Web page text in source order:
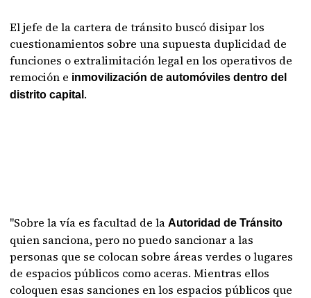
El jefe de la cartera de tránsito buscó disipar los
cuestionamientos sobre una supuesta duplicidad de
funciones o extralimitación legal en los operativos de
remoción e inmovilización de automóviles dentro del
distrito capital .
"Sobre la vía es facultad de laAutoridad de Tránsito
quien sanciona, pero no puedo sancionar a las
personas que se colocan sobre áreas verdes o lugares
de espacios públicos como aceras. Mientras ellos
coloquen esas sanciones en los espacios públicos que